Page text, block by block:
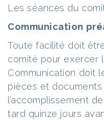
Les séances du
Communication
Toute facilité doit
comité pour exercer
Communication doit
pièces et
l’accomplissement
tard quinze jours